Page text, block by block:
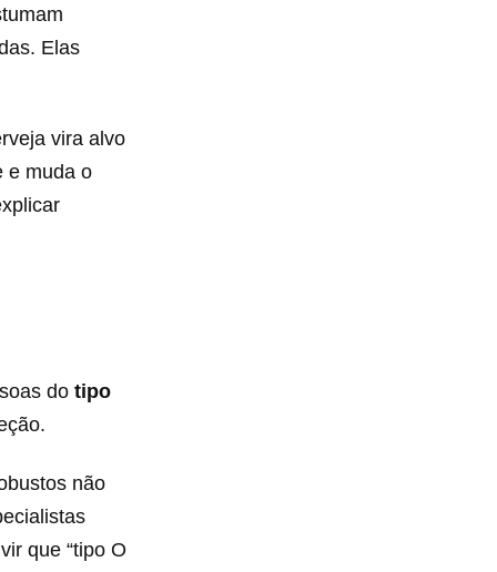
Elas
vira alvo
e muda o
do tipo
não
que “tipo O